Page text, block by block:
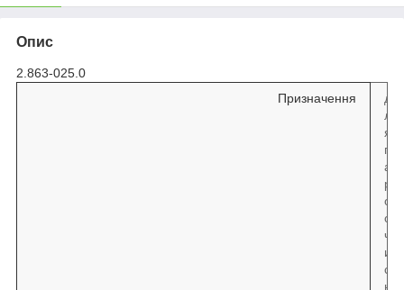
Опис
2.863-025.0
Призначення
д
л
я
п
а
р
о
о
ч
и
с
н